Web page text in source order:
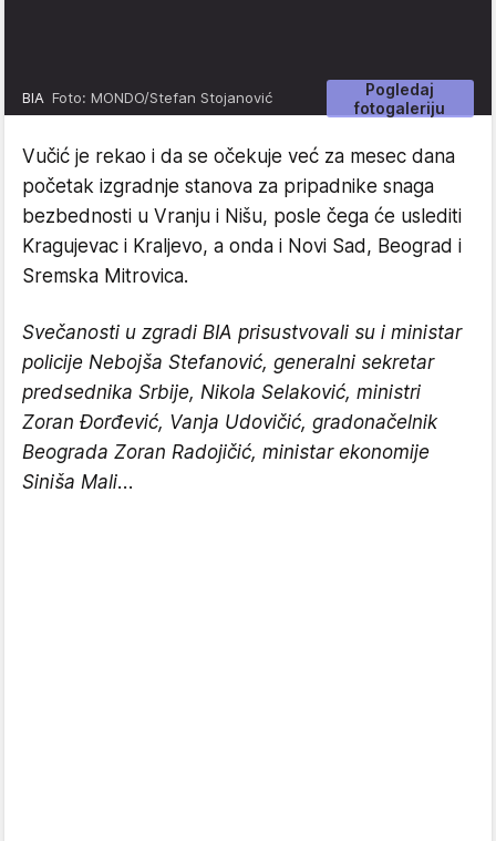
Pogledaj
fotogaleriju
BIA Foto: MONDO/Stefan Stojanović
Vučić je rekao i da se očekuje već za mesec dana
početak izgradnje stanova za pripadnike snaga
bezbednosti u Vranju i Nišu, posle čega će uslediti
Kragujevac i Kraljevo, a onda i Novi Sad, Beograd i
Sremska Mitrovica.
Svečanosti u zgradi BIA prisustvovali su i ministar
policije Nebojša Stefanović, generalni sekretar
predsednika Srbije, Nikola Selaković, ministri
Zoran Đorđević, Vanja Udovičić, gradonačelnik
Beograda Zoran Radojičić, ministar ekonomije
Siniša Mali...